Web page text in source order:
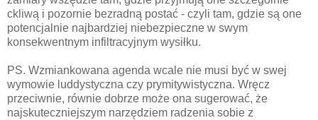
ckliwą i pozornie bezradną postać - czyli tam, gdzie są one
potencjalnie najbardziej niebezpieczne w swym
konsekwentnym infiltracyjnym wysiłku.
PS. Wzmiankowana agenda wcale nie musi być w swej
wymowie luddystyczna czy prymitywistyczna. Wręcz
przeciwnie, równie dobrze może ona sugerować, że
najskuteczniejszym narzędziem radzenia sobie z